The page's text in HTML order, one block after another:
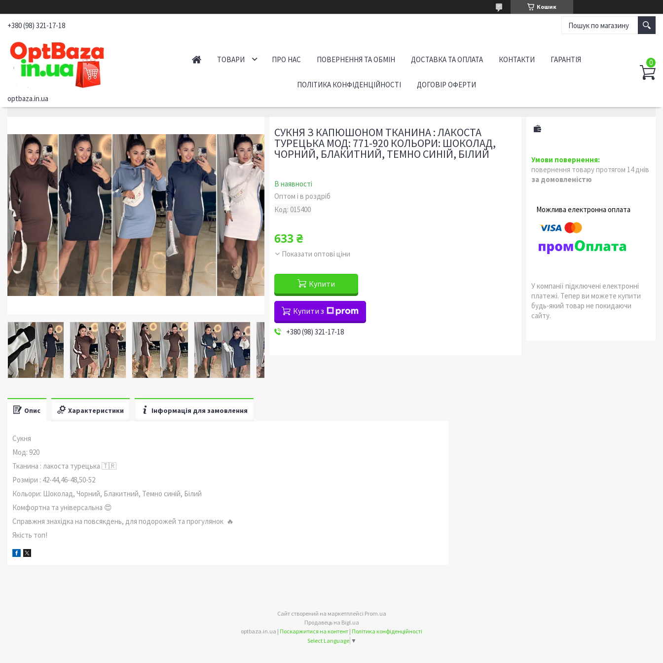
Кошик
+380 (98) 321-17-18
optbaza.in.ua
ТОВАРИ ПРО НАС ПОВЕРНЕННЯ ТА ОБМІН ДОСТАВКА ТА ОПЛАТА КОНТАКТИ ГАРАНТІЯ
ПОЛІТИКА КОНФІДЕНЦІЙНОСТІ ДОГОВІР ОФЕРТИ
СУКНЯ З КАПЮШОНОМ ТКАНИНА : ЛАКОСТА
ТУРЕЦЬКА МОД: 771-920 КОЛЬОРИ: ШОКОЛАД,
ЧОРНИЙ, БЛАКИТНИЙ, ТЕМНО СИНІЙ, БІЛИЙ
В наявності
Оптом і в роздріб
Код: 015400
633 ₴
Показати оптові ціни
Купити
Купити з
+380 (98) 321-17-18
повернення товару протягом 14 днів
за домовленістю
У компанії підключені електронні
платежі. Тепер ви можете купити
будь-який товар не покидаючи
сайту.
Опис Характеристики Інформація для замовлення
Сукня
Мод: 920
Тканина : лакоста турецька 🇹🇷
Розміри : 42-44,46-48,50-52
Кольори: Шоколад, Чорний, Блакитний, Темно синій, Білий
Комфортна та універсальна 😍
Справжня знахідка на повсякдень, для подорожей та прогулянок 🔥
Якість топ!
Сайт створений на маркетплейсі Prom.ua
Продавець на Bigl.ua
optbaza.in.ua | Поскаржитися на контент | Політика конфіденційності
Select Language ▼